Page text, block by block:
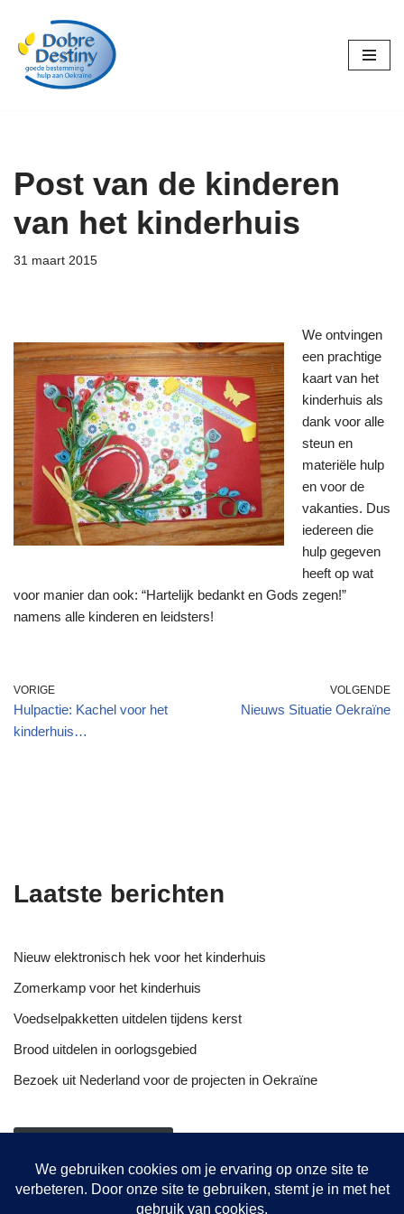
Ga
naar
Post van de kinderen
van het kinderhuis
31 maart 2015
We ontvingen
een prachtige
kaart van het
kinderhuis als
dank voor alle
steun en
materiële hulp
en voor de
vakanties. Dus
iedereen die
hulp gegeven
heeft op wat
voor manier dan ook: “Hartelijk bedankt en Gods zegen!”
namens alle kinderen en leidsters!
VORIGE
Hulpactie: Kachel voor het
kinderhuis…
VOLGENDE
Nieuws Situatie Oekraïne
Laatste berichten
Nieuw elektronisch hek voor het kinderhuis
Zomerkamp voor het kinderhuis
Voedselpakketten uitdelen tijdens kerst
Brood uitdelen in oorlogsgebied
Bezoek uit Nederland voor de projecten in Oekraïne